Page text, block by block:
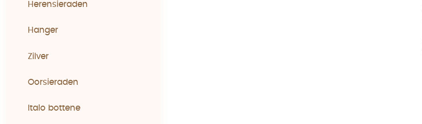
Herensieraden
Hanger
Zilver
Oorsieraden
Italo bottene